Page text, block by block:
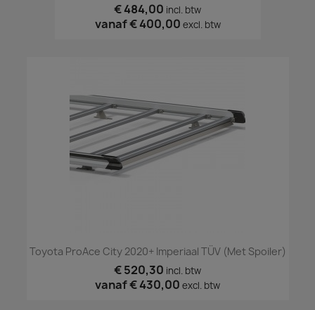
€ 484,00 incl. btw
vanaf€ 400,00 excl. btw
Toyota ProAce City 2020+ Imperiaal TÜV (met Spoiler)
€ 520,30 incl. btw
vanaf€ 430,00 excl. btw